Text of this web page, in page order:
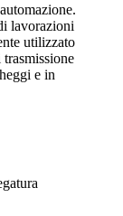
lavorazioni
utilizzato
e in